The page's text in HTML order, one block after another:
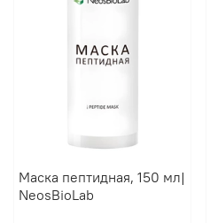
Маска пептидная, 150 мл|
NeosBioLab